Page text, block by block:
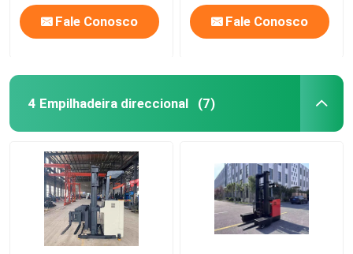
Fale Conosco Fale Conosco
4 Empilhadeira direccional (7)